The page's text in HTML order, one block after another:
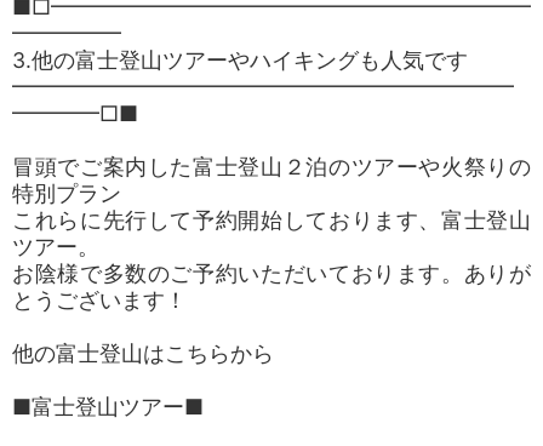
■□━━━━━━━━━━━━━━━━━━━━━━
━━━━━
3.他の富士登山ツアーやハイキングも人気です
━━━━━━━━━━━━━━━━━━━━━━━
━━━━□■
冒頭でご案内した富士登山２泊のツアーや火祭りの
特別プラン
これらに先行して予約開始しております、富士登山
ツアー。
お陰様で多数のご予約いただいております。ありが
とうございます！
他の富士登山はこちらから
■富士登山ツアー■